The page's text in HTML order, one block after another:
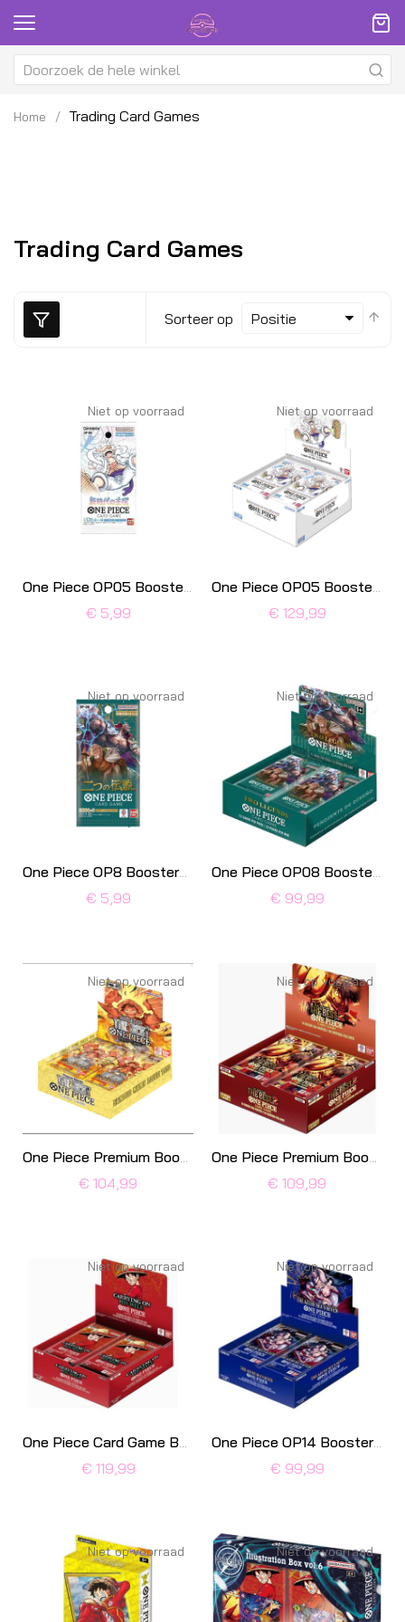
Home Trading Card Games
Trading Card Games
Sorteer op
One Piece OP05 Boosterpack
€ 5,99
Niet op voorraad
One Piece OP05 Boosterbox
€ 129,99
Niet op voorraad
One Piece OP8 Boosterpack
€ 5,99
Niet op voorraad
One Piece OP08 Boosterbox
€ 99,99
Niet op voorraad
One Piece Premium Boosterbox PRB-01
€ 104,99
Niet op voorraad
One Piece Premium Boosterbox PRB-02
€ 109,99
Niet op voorraad
One Piece Card Game Booster Box OP-13
€ 119,99
Niet op voorraad
One Piece OP14 Booster box The Azure Sea’s Seven
€ 99,99
Niet op voorraad
Niet op voorraad Niet op voorraad